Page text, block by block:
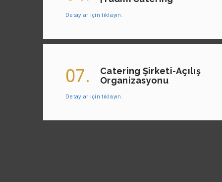
Detaylar için tıklayın.
07.
Catering Şirketi-Açılış
Organizasyonu
Detaylar için tıklayın.